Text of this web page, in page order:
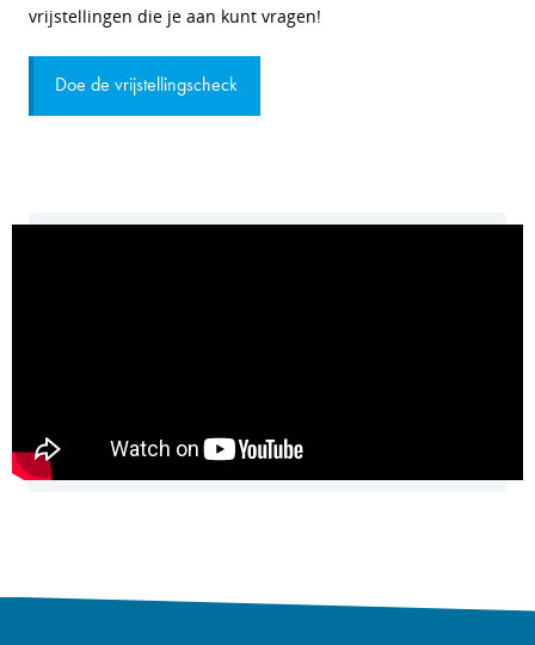
vrijstellingen die je aan kunt vragen!
Doe de vrijstellingscheck